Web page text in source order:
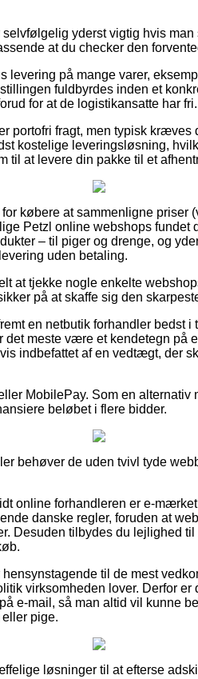
yderst vigtig hvis
at du checker den
levering på mange varer,
fuldbyrdes inden et
for at de logistikansatte har fri.
portofri fragt, men typisk kræves
kostelige leveringsløsning,
til at levere din pakke til et
købere at sammenligne priser
Petzl online webshops fundet
– til piger og drenge, og
uden betaling.
at tjekke nogle enkelte
på at skaffe sig den
en netbutik forhandler bedst
meste være et kendetegn på
indbefattet af en vedtægt, der
MobilePay. Som en alternativ
beløbet i flere bidder.
behøver de uden tvivl tyde
online forhandleren er e-
danske regler, foruden at
Desuden tilbydes du lejlighed
hensynstagende til de mest
virksomheden lover. Derfor er
e-mail, så man altid vil kunne
pige.
løsninger til at efterse